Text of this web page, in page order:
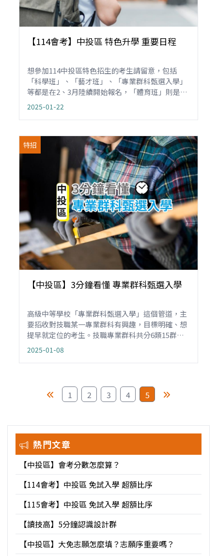
【114會考】中投區 特色升學 重要日程
想參加114中投區特色招生的考生請留意，包括
「科學班」、「藝才班」、「專業群科甄選入學」
等都是在2、3月陸續開始報名，「體育班」則是4
月開始報名；藝才班和專業群科的術科測驗都在4
月，體育班術科測驗則是在5月舉辦。現將114中投
2025-01-22
特招
【中投區】3分鐘看懂 專業群科甄選入學
高級中等學校「專業群科甄選入學」這個管道，主
要招收對技職某一專業群科有興趣，目標明確、想
提早就定位的考生。技職專業群科共分6類15群約
94個科別，各校會依群科屬性舉辦術科實作測驗，
並搭配書審或面試等進行甄選。除了少數以會考作
2025-01-08
1 2 3 4 5
熱門文章
【中投區】會考分數怎麼算？
【114會考】中投區 免試入學 超額比序
【115會考】中投區 免試入學 超額比序
【讀技高】5分鐘認識設計群
【中投區】大免志願怎麼填？志願序重要嗎？